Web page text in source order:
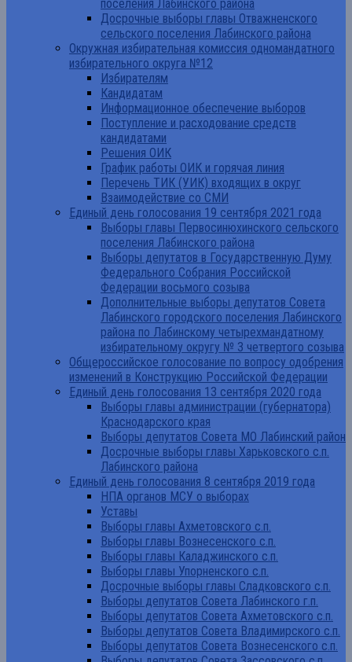
поселения Лабинского района
Досрочные выборы главы Отважненского
сельского поселения Лабинского района
Окружная избирательная комиссия одномандатного
избирательного округа №12
Избирателям
Кандидатам
Информационное обеспечение выборов
Поступление и расходование средств
кандидатами
Решения ОИК
График работы ОИК и горячая линия
Перечень ТИК (УИК) входящих в округ
Взаимодействие со СМИ
Единый день голосования 19 сентября 2021 года
Выборы главы Первосинюхинского сельского
поселения Лабинского района
Выборы депутатов в Государственную Думу
Федерального Собрания Российской
Федерации восьмого созыва
Дополнительные выборы депутатов Совета
Лабинского городского поселения Лабинского
района по Лабинскому четырехмандатному
избирательному округу № 3 четвертого созыва
Общероссийское голосование по вопросу одобрения
изменений в Конструкцию Российской Федерации
Единый день голосования 13 сентября 2020 года
Выборы главы администрации (губернатора)
Краснодарского края
Выборы депутатов Совета МО Лабинский район
Досрочные выборы главы Харьковского с.п.
Лабинского района
Единый день голосования 8 сентября 2019 года
НПА органов МСУ о выборах
Уставы
Выборы главы Ахметовского с.п.
Выборы главы Вознесенского с.п.
Выборы главы Каладжинского с.п.
Выборы главы Упорненского с.п.
Досрочные выборы главы Сладковского с.п.
Выборы депутатов Совета Лабинского г.п.
Выборы депутатов Совета Ахметовского с.п.
Выборы депутатов Совета Владимирского с.п.
Выборы депутатов Совета Вознесенского с.п.